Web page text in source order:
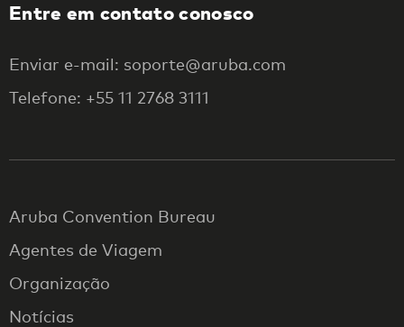
Entre em contato conosco
Enviar e-mail: soporte@aruba.com
Telefone: +55 11 2768 3111
Aruba Convention Bureau
Agentes de Viagem
Organização
Notícias